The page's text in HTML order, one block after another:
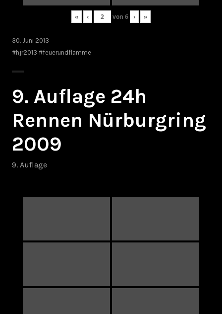
« ‹ von 6 › »
30. Juni 2013
#hjr2013 #feuerundflamme
9. Auflage 24h
Rennen Nürburgring
2009
9. Auflage